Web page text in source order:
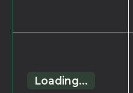
Loading...